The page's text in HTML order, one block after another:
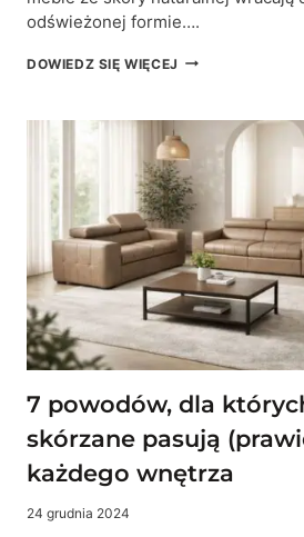
odświeżonej formie….
DOWIEDZ SIĘ WIĘCEJ 7
KTÓRYCH
MEBLE
ZE
SKÓRY
NATURALNEJ
SĄ
MODNE
W
2026
ROKU
7 powodów, dla
skórzane pasują
każdego wnętrza
24 grudnia 2024